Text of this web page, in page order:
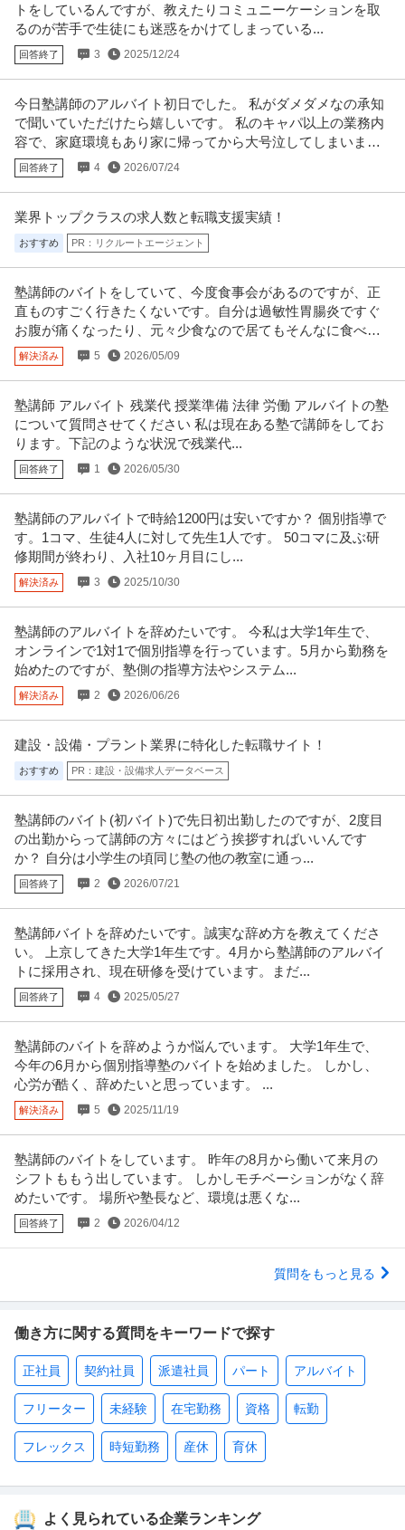
トをしているんですが、教えたりコミュニーケーションを取
るのが苦手で生徒にも迷惑をかけてしまっている...
回答終了 3 2025/12/24
今日塾講師のアルバイト初日でした。 私がダメダメなの承知
で聞いていただけたら嬉しいです。 私のキャパ以上の業務内
容で、家庭環境もあり家に帰ってから大号泣してしまいまし
た。
回答終了 4 2026/07/24
業界トップクラスの求人数と転職支援実績！
おすすめ PR：リクルートエージェント
塾講師のバイトをしていて、今度食事会があるのですが、正
直ものすごく行きたくないです。自分は過敏性胃腸炎ですぐ
お腹が痛くなったり、元々少食なので居てもそんなに食べら
れないからです。
解決済み 5 2026/05/09
塾講師 アルバイト 残業代 授業準備 法律 労働 アルバイトの塾
について質問させてください 私は現在ある塾で講師をしてお
ります。下記のような状況で残業代...
回答終了 1 2026/05/30
塾講師のアルバイトで時給1200円は安いですか？ 個別指導で
す。1コマ、生徒4人に対して先生1人です。 50コマに及ぶ研
修期間が終わり、入社10ヶ月目にし...
解決済み 3 2025/10/30
塾講師のアルバイトを辞めたいです。 今私は大学1年生で、
オンラインで1対1で個別指導を行っています。5月から勤務を
始めたのですが、塾側の指導方法やシステム...
解決済み 2 2026/06/26
建設・設備・プラント業界に特化した転職サイト！
おすすめ PR：建設・設備求人データベース
塾講師のバイト(初バイト)で先日初出勤したのですが、2度目
の出勤からって講師の方々にはどう挨拶すればいいんです
か？ 自分は小学生の頃同じ塾の他の教室に通っ...
回答終了 2 2026/07/21
塾講師バイトを辞めたいです。誠実な辞め方を教えてくださ
い。 上京してきた大学1年生です。4月から塾講師のアルバイ
トに採用され、現在研修を受けています。まだ...
回答終了 4 2025/05/27
塾講師のバイトを辞めようか悩んでいます。 大学1年生で、
今年の6月から個別指導塾のバイトを始めました。 しかし、
心労が酷く、辞めたいと思っています。 ...
解決済み 5 2025/11/19
塾講師のバイトをしています。 昨年の8月から働いて来月の
シフトももう出しています。 しかしモチベーションがなく辞
めたいです。 場所や塾長など、環境は悪くな...
回答終了 2 2026/04/12
質問をもっと見る
働き方に関する質問をキーワードで探す
正社員 契約社員 派遣社員 パート アルバイト
フリーター 未経験 在宅勤務 資格 転勤
フレックス 時短勤務 産休 育休
よく見られている企業ランキング